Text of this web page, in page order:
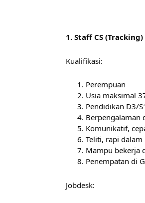
1. Staff CS
Kualifikasi:
Perempuan
Usia maksimal
Pendidikan D3/
Berpengalaman
Komunikatif,
Teliti, rapi
Mampu bekerja
Penempatan di
Jobdesk: